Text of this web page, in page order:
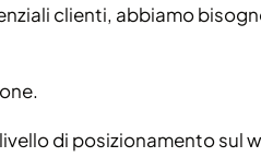
clienti, abbiamo
di posizionamento sul